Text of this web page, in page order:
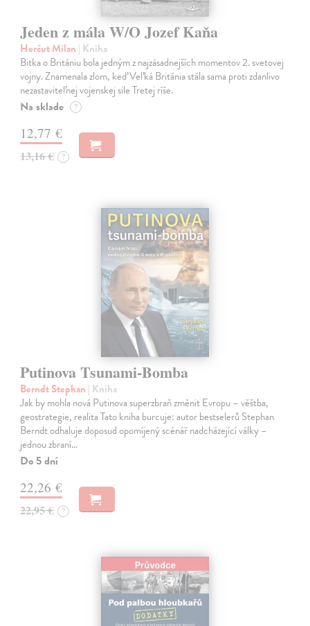
Jeden z mála W/O Jozef Kaňa
Herčut Milan | Kniha
Bitka o Britániu bola jedným z najzásadnejších momentov 2. svetovej
vojny. Znamenala zlom, keď Veľká Británia stála sama proti zdanlivo
nezastaviteľnej vojenskej sile Tretej ríše.
Na sklade ?
12,77 €
13,16 € ?
Putinova Tsunami-Bomba
Berndt Stephan | Kniha
Jak by mohla nová Putinova superzbraň změnit Evropu – věštba,
geostrategie, realita Tato kniha burcuje: autor bestselerů Stephan
Berndt odhaluje doposud opomíjený scénář nadcházející války –
jednou zbraní…
Do 5 dní
22,26 €
22,95 € ?